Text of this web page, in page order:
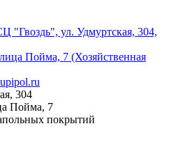
"Гвоздь", ул. Удмуртская, 304,
Пойма, 7 (Хозяйственная
304
Пойма, 7
покрытий